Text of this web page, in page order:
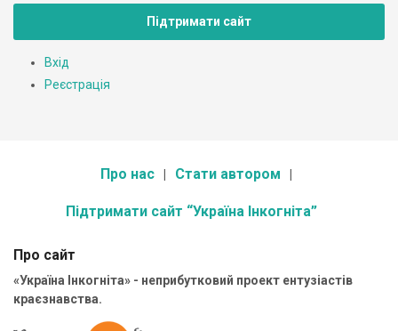
Підтримати сайт
Вхід
Реєстрація
Про нас Стати автором
Підтримати сайт “Україна Інкогніта”
Про сайт
«Україна Інкогніта» - неприбутковий проект ентузіастів
краєзнавства.